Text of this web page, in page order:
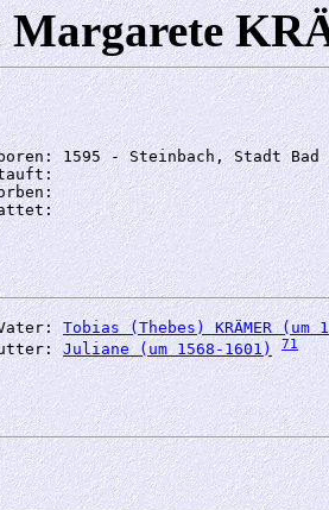
Margarete
1595 - Steinbach, Stadt
Tobias (Thebes) KRÄMER (um
Juliane (um 1568-1601) 71